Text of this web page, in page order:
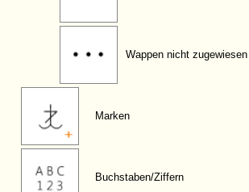
Wappen nicht zugewiesen
Marken
Buchstaben/Ziffern